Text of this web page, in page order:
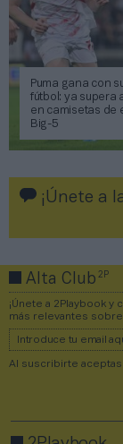
Puma gana con
fútbol: ya supera
en camisetas de
Big-5
¡Únete a
Alta Club2P
¡Únete a 2Playbook
más relevantes
Al suscribirte aceptas